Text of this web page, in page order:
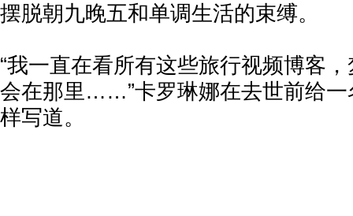
摆脱朝九晚五和单调生活的束缚。
“我一直在看所有这些旅行视频博客
会在那里……”卡罗琳娜在去世前给一
样写道。